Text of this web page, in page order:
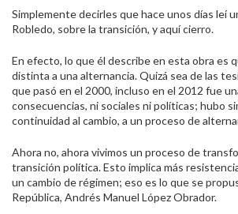
Simplemente decirles que hace unos días leí
Robledo, sobre la transición, y aquí cierro.
En efecto, lo que él describe en esta obra es
distinta a una alternancia. Quizá sea de las
que pasó en el 2000, incluso en el 2012 fue
consecuencias, ni sociales ni políticas; hubo
continuidad al cambio, a un proceso de
Ahora no, ahora vivimos un proceso de
transición política. Esto implica más
un cambio de régimen; eso es lo que se
República, Andrés Manuel López Obrador.